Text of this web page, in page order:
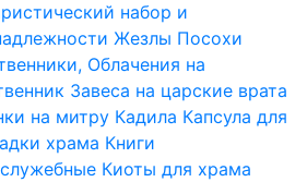
набор и
Жезлы Посохи
Облачения на
Завеса на царские врата
на митру Кадила Капсула для
храма Книги
Киоты для храма